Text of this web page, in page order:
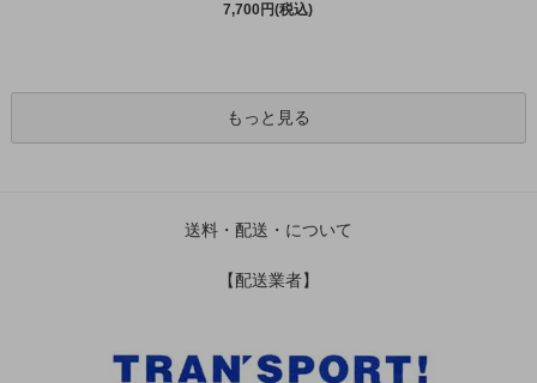
7,700円(税込)
もっと見る
送料・配送・について
【配送業者】